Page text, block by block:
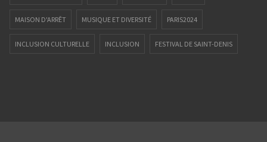
MAISON D'ARRÊT MUSIQUE ET DIVERSITÉ PARIS2024
INCLUSION CULTURELLE INCLUSION FESTIVAL DE SAINT-DENIS